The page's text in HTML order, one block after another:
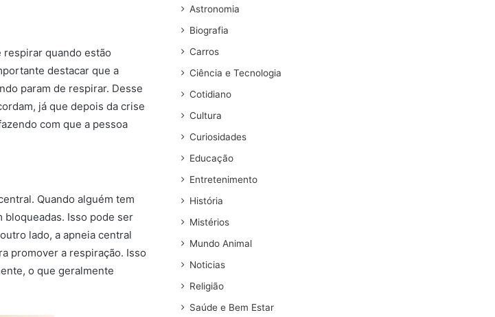
respirar quando estão
destacar que a
param de respirar. Desse
já que depois da crise
com que a pessoa
Quando alguém tem
bloqueadas. Isso pode ser
lado, a apneia central
promover a respiração. Isso
o que geralmente
Astronomia
Biografia
Carros
Ciência e Tecnologia
Cotidiano
Cultura
Curiosidades
Educação
Entretenimento
História
Mistérios
Mundo Animal
Noticias
Religião
Saúde e Bem Estar